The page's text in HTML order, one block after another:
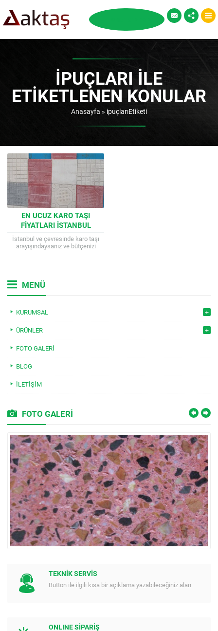
IPUÇLARI ILE
ETIKETLENEN KONULAR
Anasayfa » ipuçlarıEtiketi
EN UCUZ KARO TAŞI
FIYATLARI ISTANBUL
YAKININDA
İstanbul ve çevresinde karo taşı
arayışındaysanız ve bütçenizi
MENÜ
KURUMSAL
ÜRÜNLER
FOTO GALERI
BLOG
İLETIŞIM
FOTO GALERİ
TEKNİK SERVİS
Button ile ilgili kısa bir açıklama yazabileceğiniz alan
ONLINE SİPARİŞ